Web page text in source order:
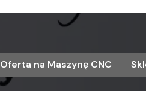
Oferta na Maszynę CNC